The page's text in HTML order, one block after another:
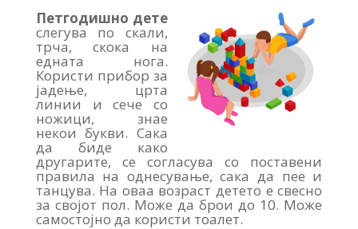
Петгодишно дете
слегува по скали,
трча, скока на
едната нога.
Користи прибор за
јадење, црта
линии и сече со
ножици, знае
некои букви. Сака
да биде како
другарите, се согласува со поставени
правила на однесување, сака да пее и
танцува. На оваа возраст детето е свесно
за својот пол. Може да брои до 10. Може
самостојно да користи тоалет.